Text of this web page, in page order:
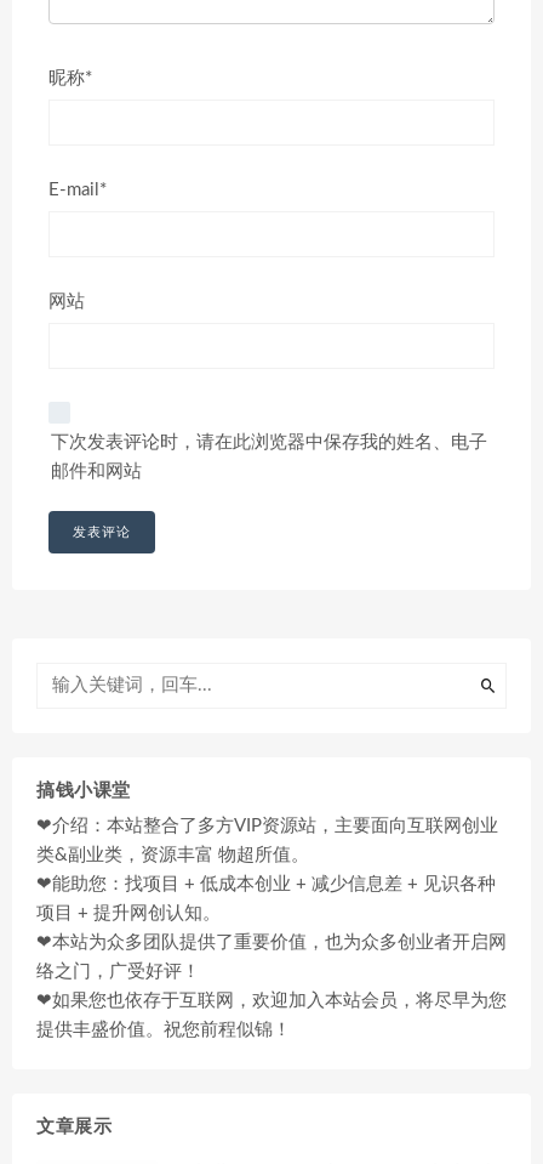
昵称*
E-mail*
网站
下次发表评论时，请在此浏览器中保存我的姓名、电子
邮件和网站
搞钱小课堂
❤介绍：本站整合了多方VIP资源站，主要面向互联网创业
类&副业类，资源丰富 物超所值。
❤能助您：找项目 + 低成本创业 + 减少信息差 + 见识各种
项目 + 提升网创认知。
❤本站为众多团队提供了重要价值，也为众多创业者开启网
络之门，广受好评！
❤如果您也依存于互联网，欢迎加入本站会员，将尽早为您
提供丰盛价值。祝您前程似锦！
文章展示